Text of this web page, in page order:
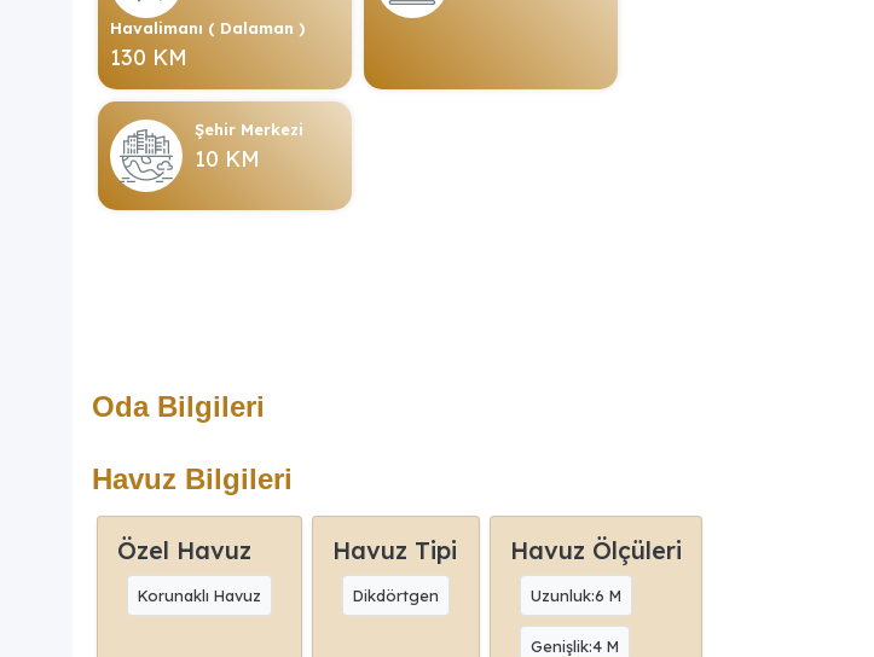
Havalimanı ( Dalaman )
130 KM
Şehir Merkezi
10 KM
Oda Bilgileri
Havuz Bilgileri
Özel Havuz
Korunaklı Havuz
Havuz Tipi
Dikdörtgen
Havuz Ölçüleri
Uzunluk:6 M
Genişlik:4 M